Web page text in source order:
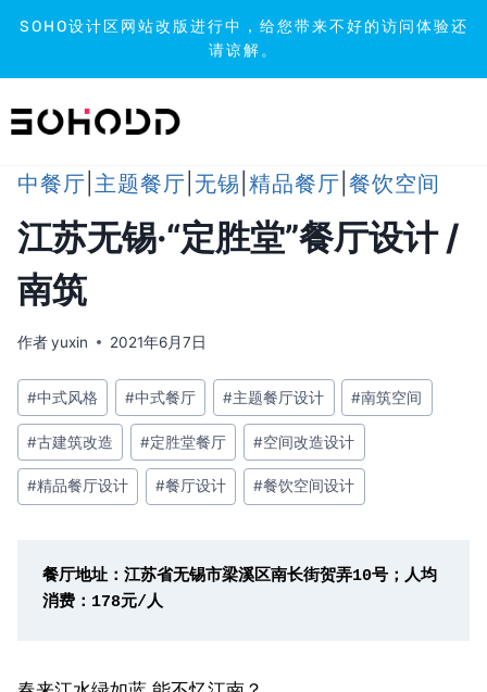
SOHO设计区网站改版进行中，给您带来不好的访问体验还
请谅解。
到
中餐厅 主题餐厅 无锡 精品餐厅 餐饮空间
江苏无锡·“定胜堂”餐厅设计 /
南筑
作者yuxin 2021年6月7日
文
章
标
签：
#中式风格 #中式餐厅 #主题餐厅设计 #南筑空间
#古建筑改造 #定胜堂餐厅 #空间改造设计
#精品餐厅设计 #餐厅设计 #餐饮空间设计
餐厅地址：江苏省无锡市梁溪区南长街贺弄10号；人均
消费：178元/人